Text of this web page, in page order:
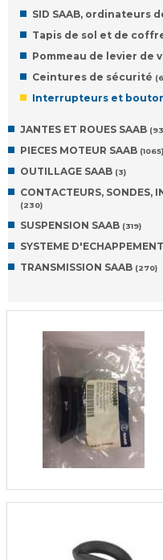
SID SAAB, ordinateurs
Tapis de sol et de
Pommeau de levier de
Ceintures de sécurité
Interrupteurs et
JANTES ET ROUES SAAB
PIECES MOTEUR SAAB (1065)
OUTILLAGE SAAB (3)
CONTACTEURS, SONDES,
(230)
SUSPENSION SAAB (319)
SYSTEME
TRANSMISSION SAAB (270)